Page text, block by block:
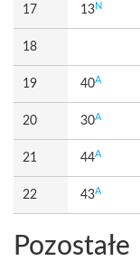
17 13 N
18
19 40A
20 30A
21 44A
22 43A
Pozostałe